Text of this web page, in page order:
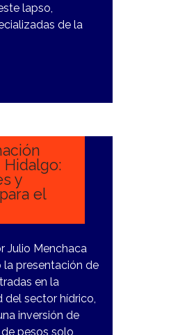
lapso,
de la
Hidalgo:
y
el
Julio Menchaca
la presentación de
en la
del sector hídrico,
inversión de
pesos solo